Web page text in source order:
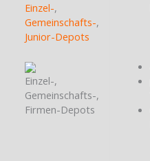
Einzel-,
Gemeinschafts-,
Junior-Depots
Einzel-,
Gemeinschafts-,
Firmen-Depots